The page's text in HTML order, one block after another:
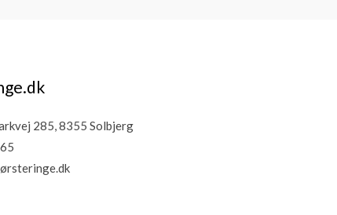
285, 8355 Solbjerg